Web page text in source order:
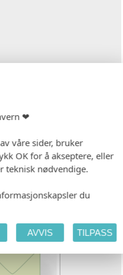
❤
våre sider, bruker
OK for å akseptere, eller
teknisk nødvendige.
du
AVVIS TILPASS